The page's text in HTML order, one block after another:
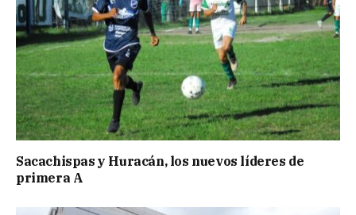
Sacachispas y Huracán, los nuevos líderes de
primera A